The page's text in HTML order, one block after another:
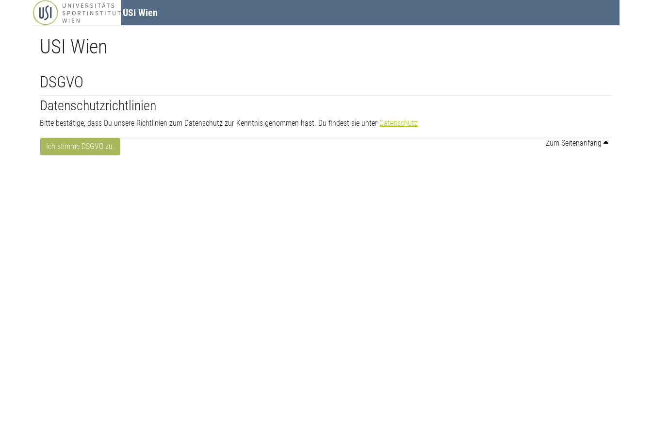
Zum Hauptinhalt
USI Wien
USI Wien
DSGVO
Datenschutzrichtlinien
Bitte bestätige, dass Du unsere Richtlinien zum Datenschutz zur Kenntnis genommen hast. Du findest sie unter Datenschutz
Ich stimme DSGVO zu. Zum Seitenanfang